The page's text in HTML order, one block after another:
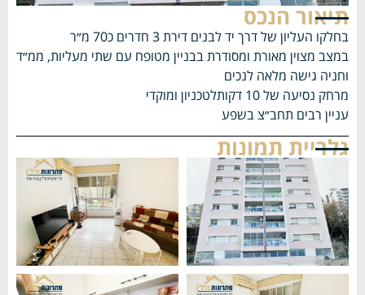
תיאור הנכס
בחלקו העליון של דרך יד לבנים דירת 3 חדרים כ70 מ״ר
במצב מצוין מאורת ומסודרת בבניין מטופח עם שתי מעליות, ממ״ד
וחניה גישה מלאה לנכים
מרחק נסיעה של 10 דקותלטכניון ומוקדי
עניין רבים תחב״צ בשפע
גלריית תמונות